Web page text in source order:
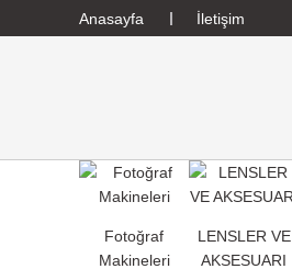
Anasayfa İletişim
Fotoğraf
Makineleri
LENSLER VE
AKSESUARI